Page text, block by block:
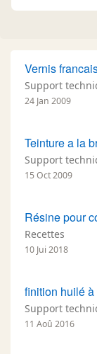
Vernis
Support
24 Jan 2009
Teinture a la
Support
15 Oct 2009
Résine pour
Recettes
10 Jui 2018
finition huilé
Support
11 Aoû 2016